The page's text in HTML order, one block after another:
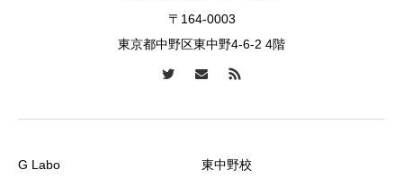
〒164-0003
東京都中野区東中野4-6-2 4階
G Labo 東中野校